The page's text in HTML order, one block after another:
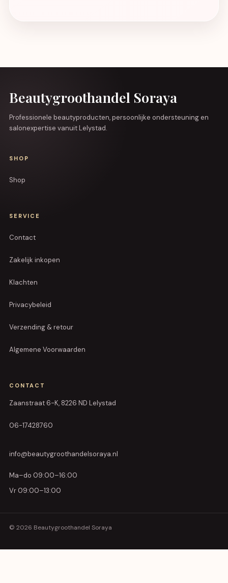
Beautygroothandel Soraya
Professionele beautyproducten, persoonlijke ondersteuning en
salonexpertise vanuit Lelystad.
SHOP
Shop
SERVICE
Contact
Zakelijk inkopen
Klachten
Privacybeleid
Verzending & retour
Algemene Voorwaarden
CONTACT
Zaanstraat 6-K, 8226 ND Lelystad
06-17428760
info@beautygroothandelsoraya.nl
Ma–do 09:00–16:00
Vr 09:00–13:00
© 2026 Beautygroothandel Soraya